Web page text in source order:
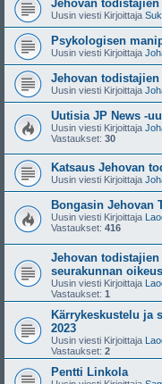
Jehovan
Uusin viesti Kirjoittaja
Psykologisen
Uusin viesti Kirjoittaja
Jehovan
Uusin viesti Kirjoittaja
Uutisia JP News -
Uusin viesti Kirjoittaja
Vastaukset: 30
Katsaus Jehovan
Uusin viesti Kirjoittaja
Bongasin Jehovan
Uusin viesti Kirjoittaja
Vastaukset: 416
Jehovan
seurakunnan
Uusin viesti Kirjoittaja
Vastaukset: 1
Kärrykeskustelu ja
2023
Uusin viesti Kirjoittaja
Vastaukset: 2
Pentti Linkola